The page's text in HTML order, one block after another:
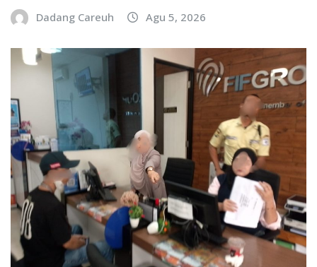
Dadang Careuh Agu 5, 2026